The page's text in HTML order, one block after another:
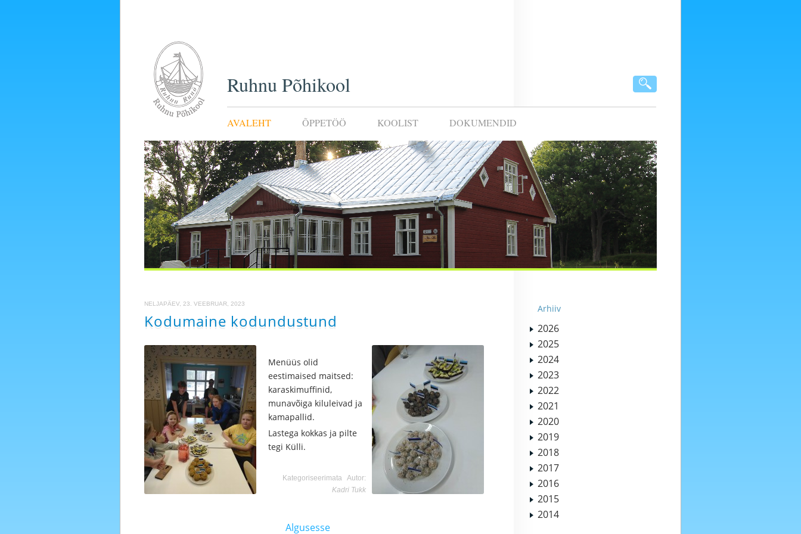
Ruhnu Põhikool
AVALEHT ÕPPETÖÖ KOOLIST DOKUMENDID
NELJAPÄEV, 23. VEEBRUAR, 2023
Kodumaine kodundustund
Menüüs olid
eestimaised maitsed:
karaskimuffinid,
munavõiga kiluleivad ja
kamapallid.
Lastega kokkas ja pilte
tegi Külli.
Kategoriseerimata Autor:
Kadri Tukk
Algusesse
Arhiiv
2026
2025
2024
2023
2022
2021
2020
2019
2018
2017
2016
2015
2014